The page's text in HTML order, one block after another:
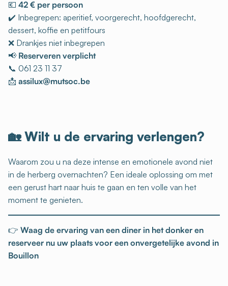
💶 42 € per persoon
✔️ Inbegrepen: aperitief, voorgerecht, hoofdgerecht,
dessert, koffie en petitfours
❌ Drankjes niet inbegrepen
📢 Reserveren verplicht
📞 061 23 11 37
📩 assilux@mutsoc.be
🏡 Wilt u de ervaring verlengen?
Waarom zou u na deze intense en emotionele avond niet
in de herberg overnachten? Een ideale oplossing om met
een gerust hart naar huis te gaan en ten volle van het
moment te genieten.
👉 Waag de ervaring van een diner in het donker en
reserveer nu uw plaats voor een onvergetelijke avond in
Bouillon